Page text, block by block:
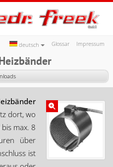
Glossar Impressum
deutsch
dort, wo
max. 8
über
ist